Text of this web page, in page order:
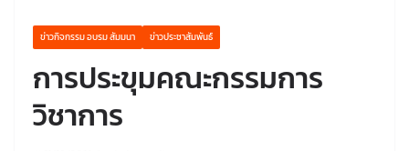
ข่าวกิจกรรม อบรม สัมมนา ข่าวประชาสัมพันธ์
การประขุมคณะกรรมการ
วิชาการ